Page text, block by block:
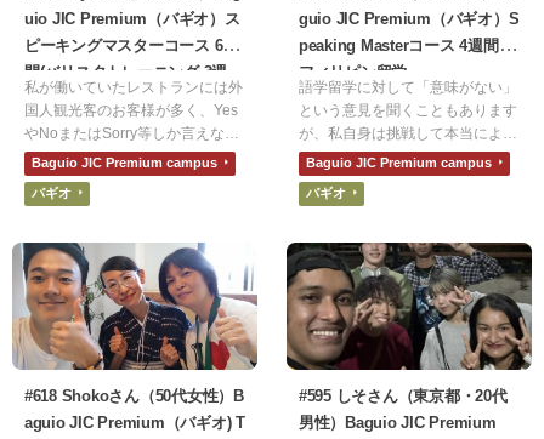
uio JIC Premium（バギオ）ス
ピーキングマスターコース 6週
間(バリスタトレーニング 3週
間)| フィリピン留学
私が働いていたレストランには外
国人観光客のお客様が多く、Yes
やNoまたはSorry等しか言えない
自分にもどかしさを感じていまし
た。また、いつかメイキングオブ
ハリーポッターで働きたいという
しでも英語でコミュニケーション
がとれたら楽しいだろうなという
思いから、留学にチャレンジして
みようと思いました。
Baguio JIC Premium campus
バギオ
guio JIC Premium（バギオ）S
peaking Masterコース 4週間 |
フィリピン留学
語学留学に対して「意味がない」
という意見を聞くこともあります
が、私自身は挑戦して本当によか
ったと思っています。自分で費用
を負担することでモチベーション
が高まり、短期間で集中して学習
た。英語力の向上だけでなく、自
信や積極性も得られる貴重な経験
です。
Baguio JIC Premium campus
バギオ
#618 Shokoさん（50代女性）B
aguio JIC Premium（バギオ) T
#595 しそさん（東京都・20代
男性）Baguio JIC Premium